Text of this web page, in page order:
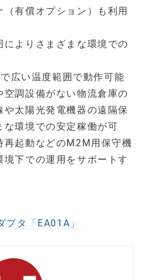
（有償オプション）も利用
によりさまざまな環境での
広い温度範囲で動作可能
空調設備がない物流倉庫の
や太陽光発電機器の遠隔保
な環境での安定稼働が可
再起動などのM2M用保守機
境下での運用をサポートす
タ「EA01A」